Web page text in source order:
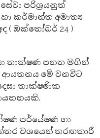
පරිශ්‍රයනුත්
කර්මාන්ත අමාත්‍ය
( ඔක්තෝබර් 24 )
තාක්ෂණ පනත මගින්
ආයතනය මේ වනවිට
තාක්ෂණික
පර්යේෂණ හා
වශයෙන් තරඟකාරී